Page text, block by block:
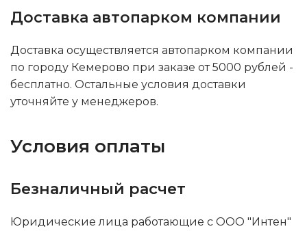
Доставка автопарком компании
Доставка осуществляется автопарком компании
по городу Кемерово при заказе от 5000 рублей -
бесплатно. Остальные условия доставки
уточняйте у менеджеров.
Условия оплаты
Безналичный расчет
Юридические лица работающие с ООО "Интен"